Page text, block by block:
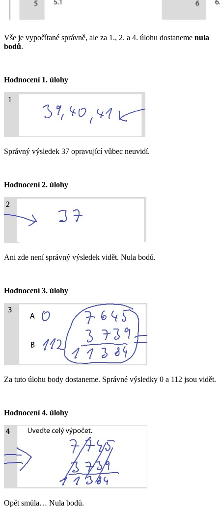
Vše je vypočítané správně, ale za 1., 2. a 4. úlohu dostaneme nula
bodů.
Hodnocení 1. úlohy
Správný výsledek 37 opravující vůbec neuvidí.
Hodnocení 2. úlohy​
Ani zde není správný výsledek vidět. Nula bodů.
Hodnocení 3. úlohy​
Za tuto úlohu body dostaneme. Správné výsledky 0 a 112 jsou vidět.
Hodnocení 4. úlohy​
Opět smůla… Nula bodů.